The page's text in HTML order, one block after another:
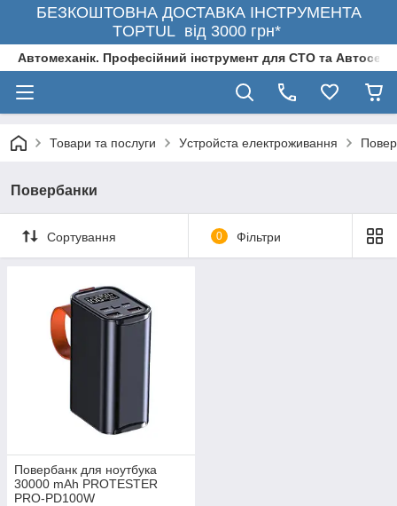
БЕЗКОШТОВНА ДОСТАВКА ІНСТРУМЕНТА
TOPTUL від 3000 грн*
Автомеханік. Професійний інструмент для СТО та
Товари та послуги Уcтpoйстa елeктpoживання
Повербанки
Сортування 0 Фільтри
Повербанк для ноутбука
30000 mAh PROTESTER
PRO-PD100W